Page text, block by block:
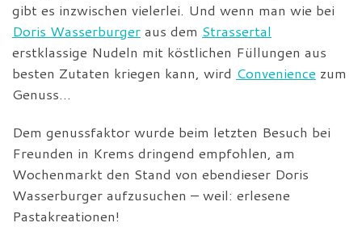
gibt es inzwischen vielerlei. Und wenn man wie bei
Doris Wasserburger aus dem Strassertal
erstklassige Nudeln mit köstlichen Füllungen aus
besten Zutaten kriegen kann, wird Convenience zum
Genuss…
Dem genussfaktor wurde beim letzten Besuch bei
Freunden in Krems dringend empfohlen, am
Wochenmarkt den Stand von ebendieser Doris
Wasserburger aufzusuchen – weil: erlesene
Pastakreationen!